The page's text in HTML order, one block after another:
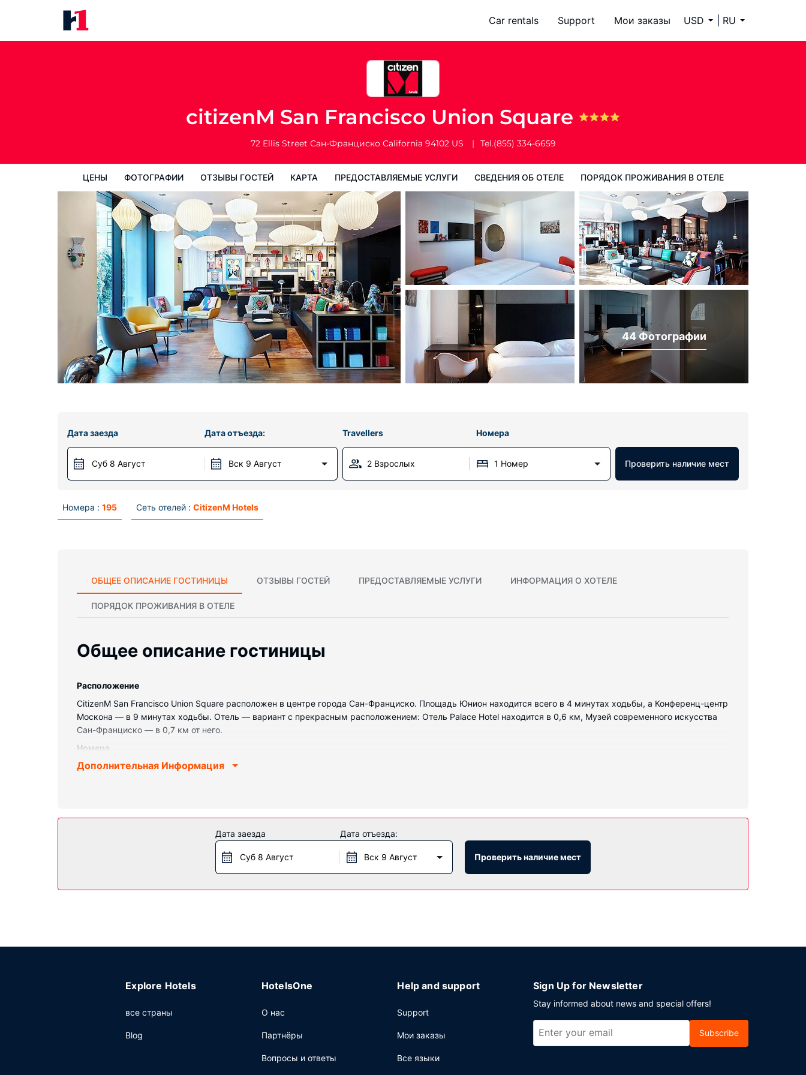
Car rentals Support Мои заказы USD RU
citizenM San Francisco Union Square
72 Ellis Street Сан-Франциско California 94102 US Tel.(855) 334-6659
ЦЕНЫ ФОТОГРАФИИ ОТЗЫВЫ ГОСТЕЙ КАРТА ПРЕДОСТАВЛЯЕМЫЕ УСЛУГИ СВЕДЕНИЯ ОБ ОТЕЛЕ ПОРЯДОК ПРОЖИВАНИЯ В ОТЕЛЕ
Сведения об отеле Порядок проживания в Отеле
44 Фотографии
Дата заезда
Суб 8 Август
Дата отъезда:
Вск 9 Август
Travellers Номера
2 Взрослых 1 Номер Проверить наличие мест
Номера : 195 Сеть отелей : CitizenM Hotels
ОБЩЕЕ ОПИСАНИЕ ГОСТИНИЦЫ ОТЗЫВЫ ГОСТЕЙ ПРЕДОСТАВЛЯЕМЫЕ УСЛУГИ ИНФОРМАЦИЯ О ХОТЕЛЕ
ПОРЯДОК ПРОЖИВАНИЯ В ОТЕЛЕ
Общее описание гостиницы
Pасположение
CitizenM San Francisco Union Square расположен в центре города Сан-Франциско. Площадь Юнион находится всего в 4 минутах ходьбы, а Конференц-центр
Москона — в 9 минутах ходьбы. Отель — вариант с прекрасным расположением: Отель Palace Hotel находится в 0,6 км, Музей современного искусства
Сан-Франциско — в 0,7 км от него.
Номера
Почувствуйте себя как дома в одном из 195 номеров, которые оснащены следующим оборудованием: холодильник и iPad. Пружинный ортопедический
К вашим услугам многочисленные возможности для спорта и отдыха, в числе которых круглосуточный фитнес-центр, а также прочие услуги и удобства,
такие как бесплатный беспроводной доступ в интернет и общая гостиная.
Когда вы проголодаетесь, зайдите в ресторан canteenM. Этот отель также предлагает гостям кофейня/кафе с легкими закусками. Завтрак (шведский стол)
Дополнительная Информация
Дата заезда
Суб 8 Август
Дата отъезда:
Вск 9 Август Проверить наличие мест
Explore Hotels
все страны
Blog
HotelsOne
О нас
Партнёры
Вопросы и ответы
Help and support
Support
Мои заказы
Все языки
Sign Up for Newsletter
Stay informed about news and special offers!
Subscribe